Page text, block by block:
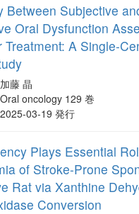
Between Subjective
Oral Dysfunction
Treatment: A Single-
加藤 晶
Oral oncology 129 巻
2025-03-19 発行
Plays Essential
of Stroke-Prone
Rat via Xanthine
Conversion